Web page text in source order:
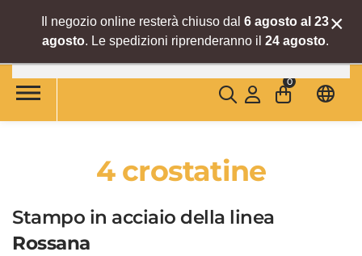
Skip to main content
0
4 crostatine
Stampo in acciaio della linea
Rossana
×
Il negozio online resterà chiuso dal 6 agosto al 23
agosto. Le spedizioni riprenderanno il 24 agosto.